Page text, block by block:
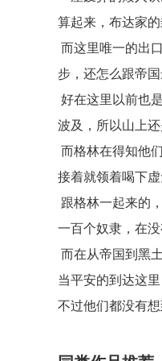
算起来，布达家
而这里唯一的出
步，还怎么跟帝
好在这里以前也
波及，所以山上
而格林在得知他
接着就领着喝下
跟格林一起来的
一百个奴隶，在没
而在从帝国到黑
当平安的到达这
不过他们都没有